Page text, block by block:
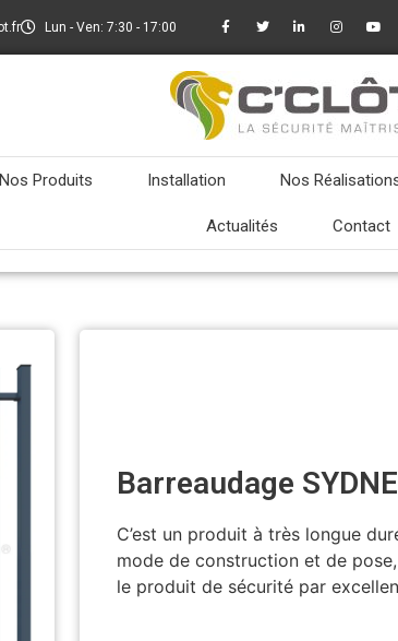
Lun - Ven: 7:30 - 17:00
Nos Produits Installation Nos
Actualités Contact
Barreaudage
C’est un produit à très longue
mode de construction et de
le produit de sécurité par